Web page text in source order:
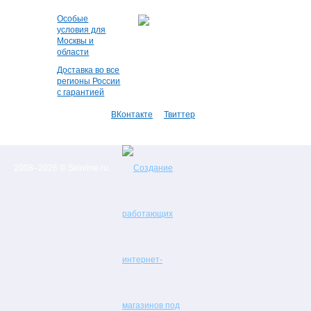
Особые
условия для
Москвы и
области
Доставка во все
регионы России
с гарантией
ВКонтакте Твиттер